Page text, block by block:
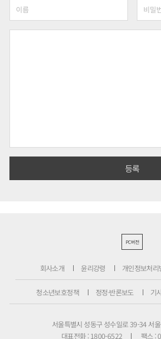
PC버전
회사소개 윤리강령 개인정보처리
청소년보호정책 정정·반론보도 기
서울특별시 성동구 성수일로 39-34 서
대표전화 : 1800-6522
팩스 :